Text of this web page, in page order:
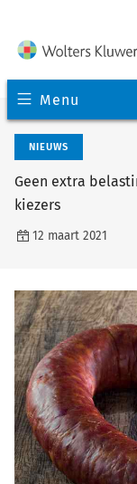
Menu
NIEUWS
Geen extra
kiezers
12 maart 2021